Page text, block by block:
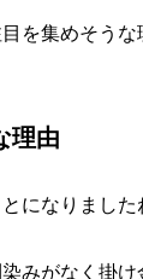
を集めそう
理由
になりました
みがなく掛け